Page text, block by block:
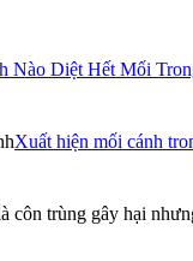
Nào Diệt Hết Mối
Xuất hiện mối cánh
côn trùng gây hại